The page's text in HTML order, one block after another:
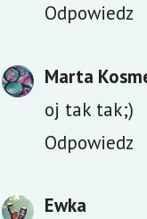
Odpowiedz
Marta
oj tak tak;)
Odpowiedz
Ewka